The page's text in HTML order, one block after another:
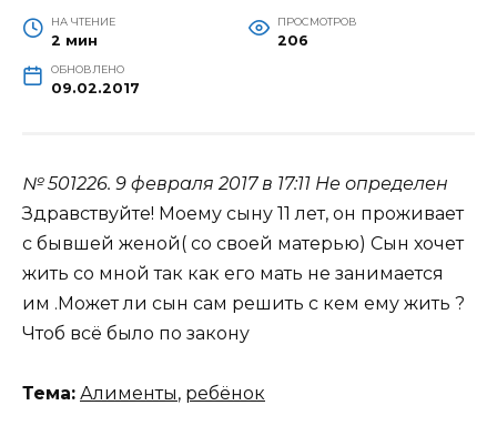
НА ЧТЕНИЕ
2 мин
ПРОСМОТРОВ
206
ОБНОВЛЕНО
09.02.2017
№ 501226. 9 февраля 2017 в 17:11 Не определен
Здравствуйте! Моему сыну 11 лет, он проживает
с бывшей женой( со своей матерью) Сын хочет
жить со мной так как его мать не занимается
им .Может ли сын сам решить с кем ему жить ?
Чтоб всё было по закону
Тема: Алименты, ребёнок